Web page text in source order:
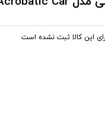
این کالا ثبت نشده است